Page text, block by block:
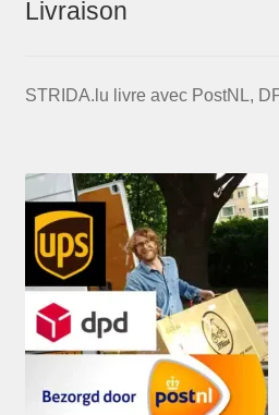
Livraison
STRIDA.lu livre avec PostNL,